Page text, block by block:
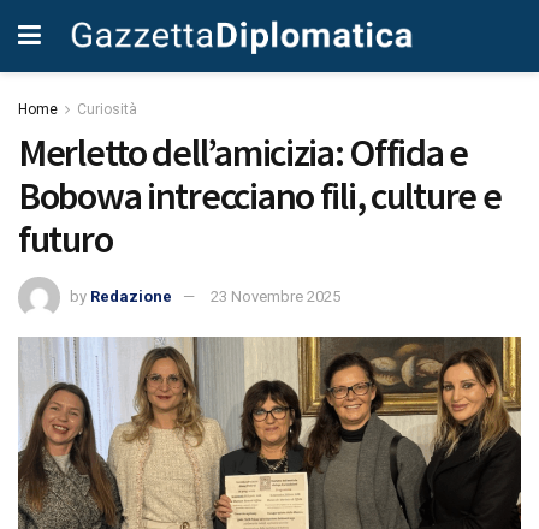
Home Curiosità
Merletto dell’amicizia: Offida e
Bobowa intrecciano fili, culture e
futuro
by Redazione 23 Novembre 2025